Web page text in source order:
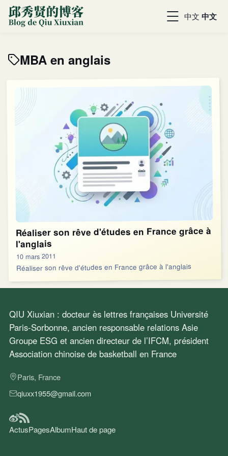
中文 中文
MBA en anglais
Réaliser son rêve d'études en France grâce à
l'anglais
10 mars 2011
Réaliser son rêve d'études en France grâce à l'anglais
QIU Xiuxian : docteur ès lettres françaises Université
Paris-Sorbonne, ancien responsable relations Asie
Groupe ESG et ancien directeur de l’IFCM, président
Association chinoise de basketball en France
Paris, France
qiuxx1955@gmail.com
ActusPagesAlbumHaut de page